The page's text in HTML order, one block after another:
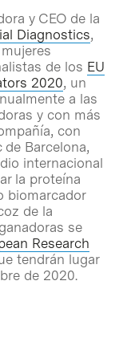
y CEO de la
Diagnostics,
de los EU
2020, un
a las
y con más
con
de Barcelona,
internacional
la proteína
biomarcador
de la
se
Research
tendrán lugar
de 2020.